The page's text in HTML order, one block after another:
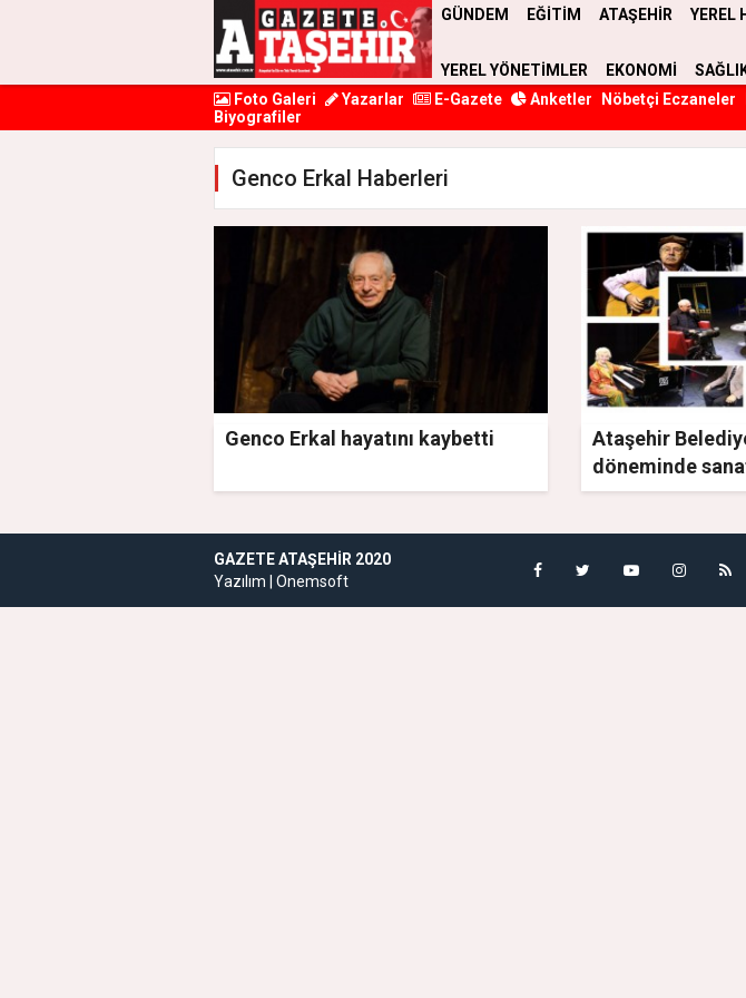
GÜNDEM EĞİTİM ATAŞEHİR YEREL
YEREL YÖNETİMLER EKONOMİ
Foto Galeri
Yazarlar E-Gazete Anketler Nöbetçi Eczaneler
Biyografiler
Genco Erkal Haberleri
Genco Erkal hayatını kaybetti
Ataşehir
döneminde
bırakmadı
GAZETE ATAŞEHIR 2020
Yazılım | Onemsoft